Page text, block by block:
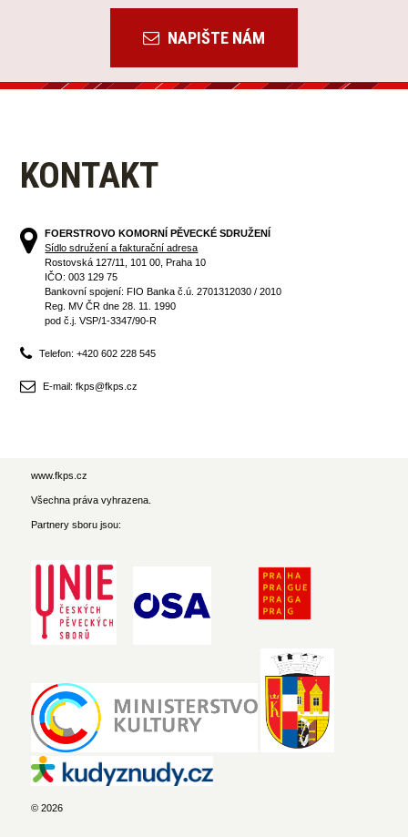
NAPIŠTE NÁM
KONTAKT
FOERSTROVO KOMORNÍ PĚVECKÉ SDRUŽENÍ
Sídlo sdružení a fakturační adresa
Rostovská 127/11, 101 00, Praha 10
IČO: 003 129 75
Bankovní spojení: FIO Banka č.ú. 2701312030 / 2010
Reg. MV ČR dne 28. 11. 1990
pod č.j. VSP/1-3347/90-R
Telefon: +420 602 228 545
E-mail: fkps@fkps.cz
www.fkps.cz
Všechna práva vyhrazena.
Partnery sboru jsou:
© 2026